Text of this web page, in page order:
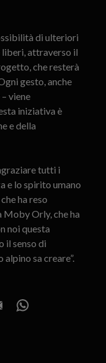
di ulteriori
attraverso il
che resterà
gesto, anche
viene
iniziativa è
e della
tutti i
e lo spirito umano
ha reso
Moby Orly, che ha
noi questa
il senso di
sa creare”.